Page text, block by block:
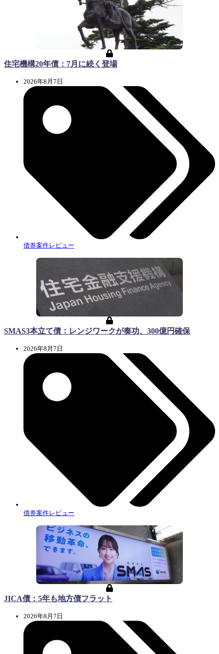
住宅機構20年債：7月に続く登場
2026年8月7日
債券案件レビュー
SMAS3本立て債：レンジワークが奏功、300億円確保
2026年8月7日
債券案件レビュー
JICA債：5年も地方債フラット
2026年8月7日